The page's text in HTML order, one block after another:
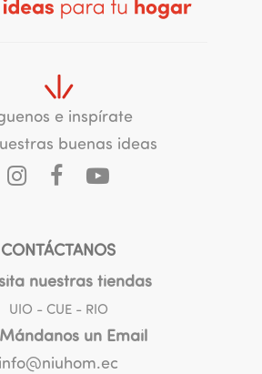
e inspírate
buenas ideas
CONTÁCTANOS
nuestras tiendas
UIO - CUE - RIO
Mándanos un Email
info@niuhom.ec